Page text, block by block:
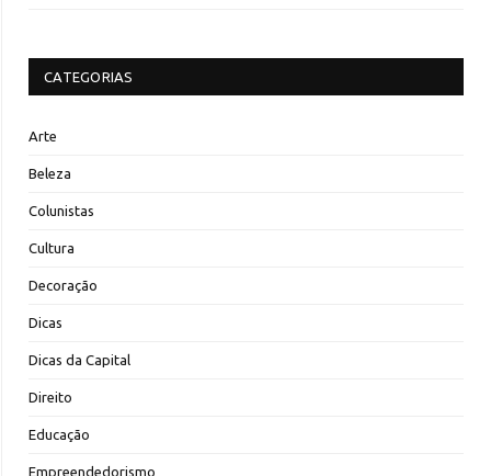
CATEGORIAS
Arte
Beleza
Colunistas
Cultura
Decoração
Dicas
Dicas da Capital
Direito
Educação
Empreendedorismo